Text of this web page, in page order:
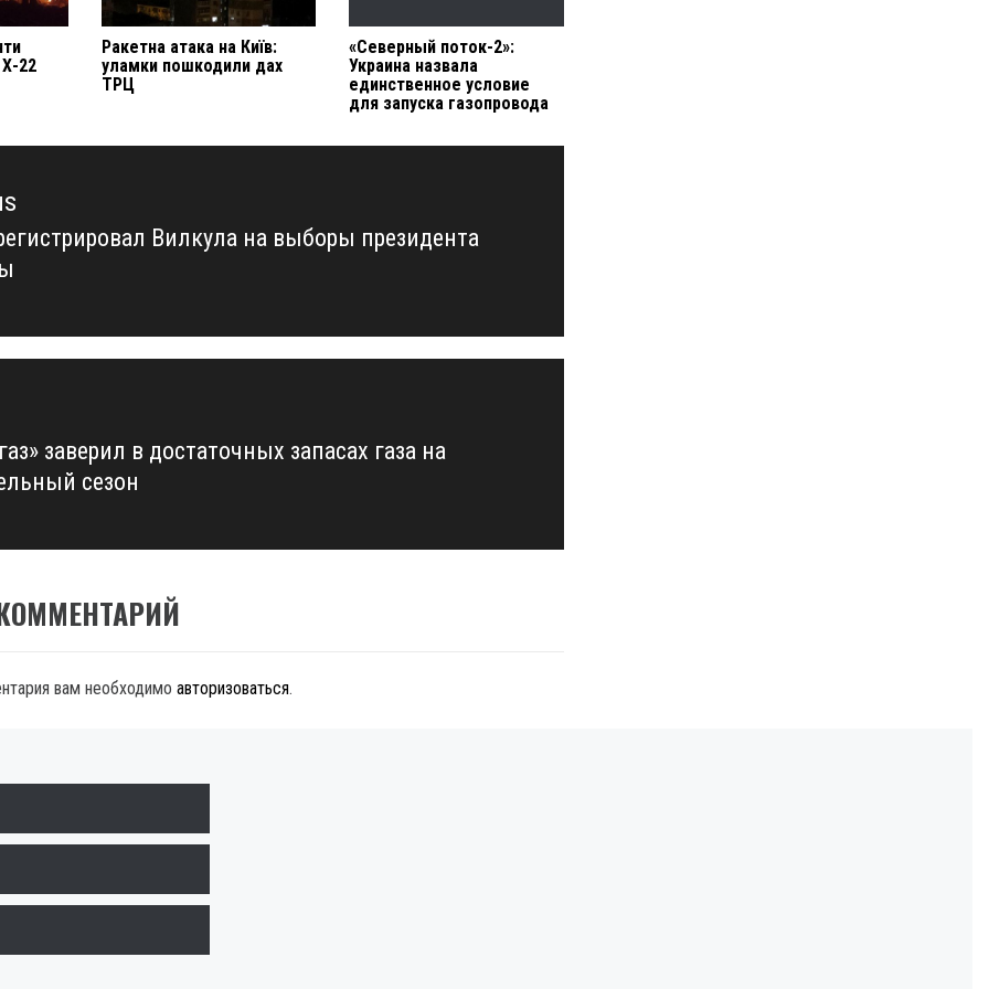
22
Ракетна атака на Київ:
уламки пошкодили дах
ТРЦ
«Северный поток-2»:
Украина назвала
единственное условие
для запуска газопровода
Вилкула на выборы президента
заверил в достаточных запасах газа на
сезон
вам необходимо авторизоваться.